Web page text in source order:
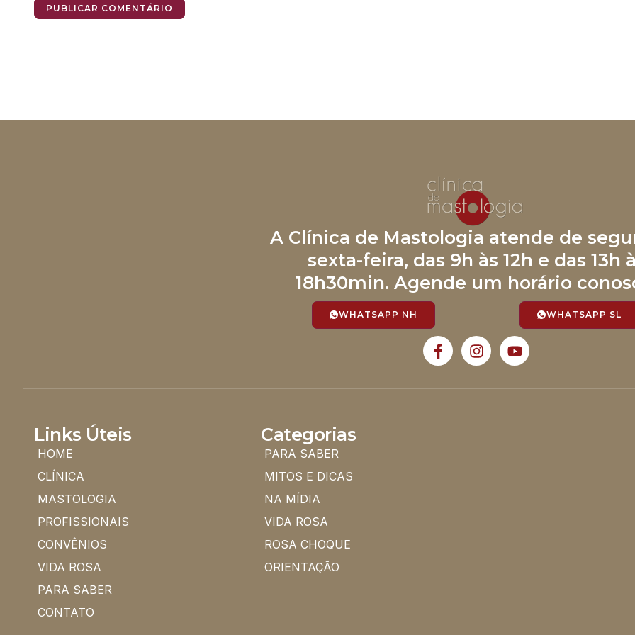
A Clínica de Mastologia atende de
sexta-feira, das 9h às 12h e das 13h
18h30min. Agende um horário
WHATSAPP NH WHATSAPP SL
Links Úteis
HOME
CLÍNICA
MASTOLOGIA
PROFISSIONAIS
CONVÊNIOS
VIDA ROSA
PARA SABER
CONTATO
Categorias
PARA SABER
MITOS E DICAS
NA MÍDIA
VIDA ROSA
ROSA CHOQUE
ORIENTAÇÃO